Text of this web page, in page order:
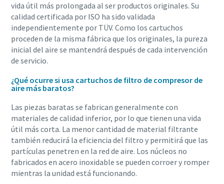
Todo lo que necesita saber sobre su proceso de
vida útil más prolongada al ser productos originales. Su
calidad certificada por ISO ha sido validada
independientemente por TÜV. Como los cartuchos
proceden de la misma fábrica que los originales, la pureza
inicial del aire se mantendrá después de cada intervención
de servicio.
¿Qué ocurre si usa cartuchos de filtro de compresor de
aire más baratos?
Las piezas baratas se fabrican generalmente con
materiales de calidad inferior, por lo que tienen una vida
útil más corta. La menor cantidad de material filtrante
también reducirá la eficiencia del filtro y permitirá que las
partículas penetren en la red de aire. Los núcleos no
fabricados en acero inoxidable se pueden corroer y romper
mientras la unidad está funcionando.